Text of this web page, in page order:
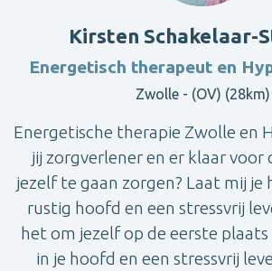
Kirsten Schakelaar-
Energetisch therapeut en
Zwolle - (OV) (28km)
Energetische therapie Zwolle en
jij zorgverlener en er klaar voor
jezelf te gaan zorgen? Laat mij je
rustig hoofd en een stressvrij
het om jezelf op de eerste
in je hoofd en een stressvrij